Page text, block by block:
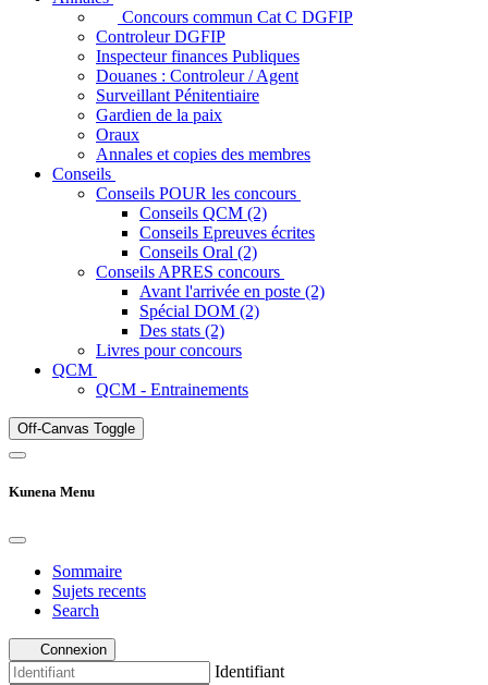
Concours commun Cat C DGFIP
Controleur DGFIP
Inspecteur finances Publiques
Douanes : Controleur / Agent
Surveillant Pénitentiaire
Gardien de la paix
Oraux
Annales et copies des membres
Conseils
Conseils POUR les concours
Conseils QCM (2)
Conseils Epreuves écrites
Conseils Oral (2)
Conseils APRES concours
Avant l'arrivée en poste (2)
Spécial DOM (2)
Des stats (2)
Livres pour concours
QCM
QCM - Entrainements
Off-Canvas Toggle
Kunena Menu
Sommaire
Sujets recents
Search
Connexion
Identifiant